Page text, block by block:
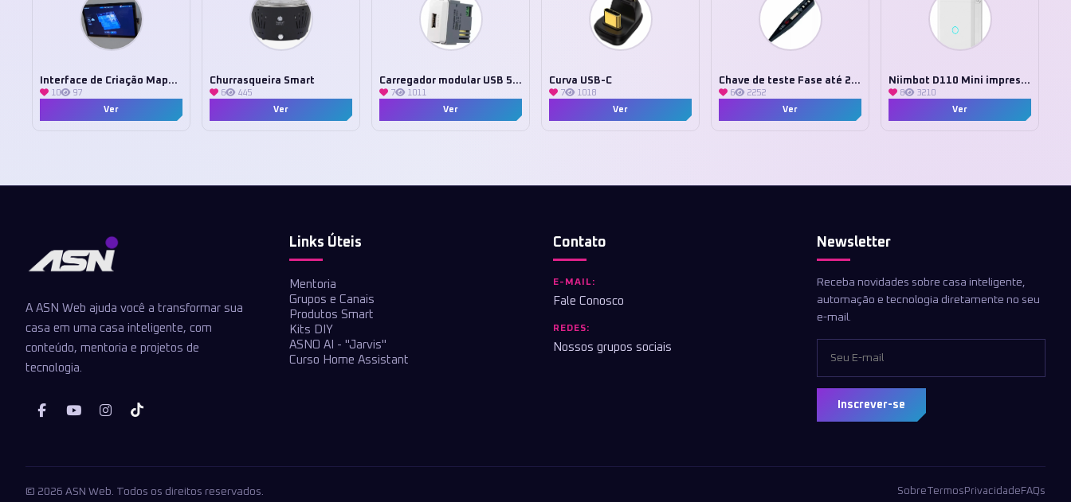
Interface de Criação Mapa 3D Tuya
10
97
Ver
Churrasqueira Smart
6
445
Ver
Carregador modular USB 5V Margirius
7
1011
Ver
Curva USB-C
7
1018
Ver
Chave de teste Fase até 250v
6
2252
Ver
Niimbot D110 Mini impressora
8
3210
Ver
A ASN Web ajuda você a transformar sua
casa em uma casa inteligente, com
conteúdo, mentoria e projetos de
tecnologia.
Links Úteis
Mentoria
Grupos e Canais
Produtos Smart
Kits DIY
ASNO AI - "Jarvis"
Curso Home Assistant
Contato
E-MAIL:
Fale Conosco
REDES:
Nossos grupos sociais
Newsletter
Receba novidades sobre casa inteligente,
automação e tecnologia diretamente no seu
e-mail.
Inscrever-se
© 2026 ASN Web. Todos os direitos reservados. SobreTermos Privacidade FAQs